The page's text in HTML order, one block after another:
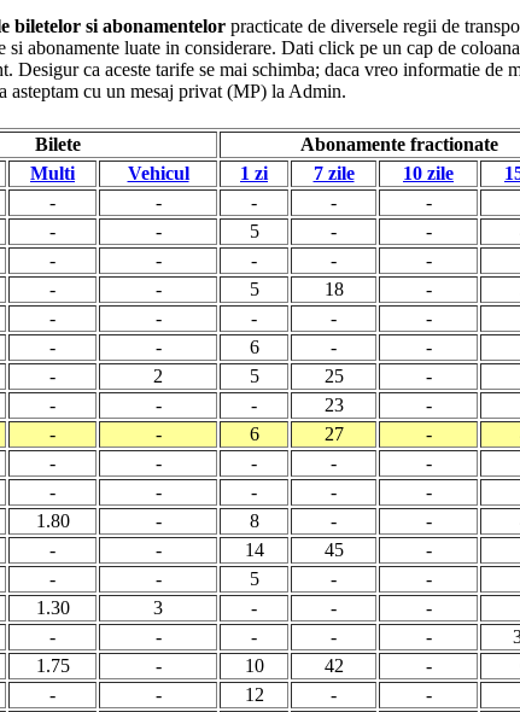
biletelor si abonamentelor practicate de diversele regii de
abonamente luate in considerare. Dati click pe un cap de
Desigur ca aceste tarife se mai schimba; daca vreo informatie de
asteptam cu un mesaj privat (MP) la Admin.
Bilete Abonamente fractionate
Multi Vehicul 1 zi 7 zile 10 zile
- - - - -
- - 5 - -
- - - - -
- - 5 18 -
- - - - -
- - 6 - -
- 2 5 25 -
- - - 23 -
- - 6 27 -
- - - - -
- - - - -
1.80 - 8 - -
- - 14 45 -
- - 5 - -
1.30 3 - - -
- - - - -
1.75 - 10 42 -
- - 12 - -